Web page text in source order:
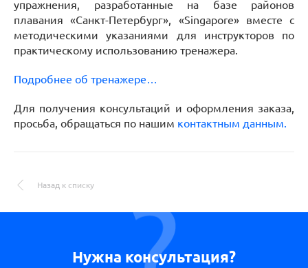
упражнения, разработанные на базе районов
плавания «Санкт-Петербург», «Singapore» вместе с
методическими указаниями для инструкторов по
практическому использованию тренажера.
Подробнее об тренажере…
Для получения консультаций и оформления заказа,
просьба, обращаться по нашим контактным данным.
Назад к списку
Нужна консультация?